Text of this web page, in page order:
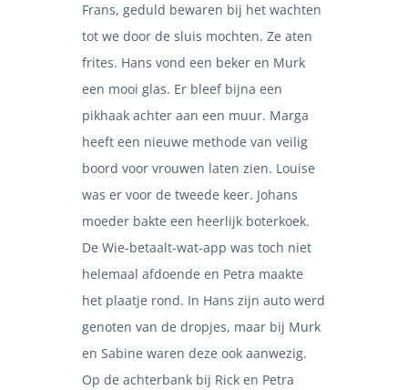
Frans, geduld bewaren bij het wachten
tot we door de sluis mochten. Ze aten
frites. Hans vond een beker en Murk
een mooi glas. Er bleef bijna een
pikhaak achter aan een muur. Marga
heeft een nieuwe methode van veilig
boord voor vrouwen laten zien. Louise
was er voor de tweede keer. Johans
moeder bakte een heerlijk boterkoek.
De Wie-betaalt-wat-app was toch niet
helemaal afdoende en Petra maakte
het plaatje rond. In Hans zijn auto werd
genoten van de dropjes, maar bij Murk
en Sabine waren deze ook aanwezig.
Op de achterbank bij Rick en Petra